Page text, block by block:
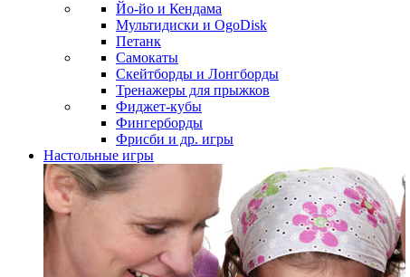
Йо-йо и Кендама
Мультидиски и OgoDisk
Петанк
Самокаты
Скейтборды и Лонгборды
Тренажеры для прыжков
Фиджет-кубы
Фингерборды
Фрисби и др. игры
Настольные игры